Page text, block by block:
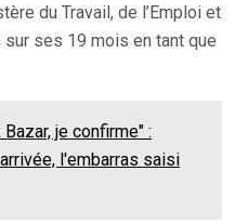
du Travail, de l’Emploi et
sur ses 19 mois en tant que
je confirme" :
l'embarras saisi